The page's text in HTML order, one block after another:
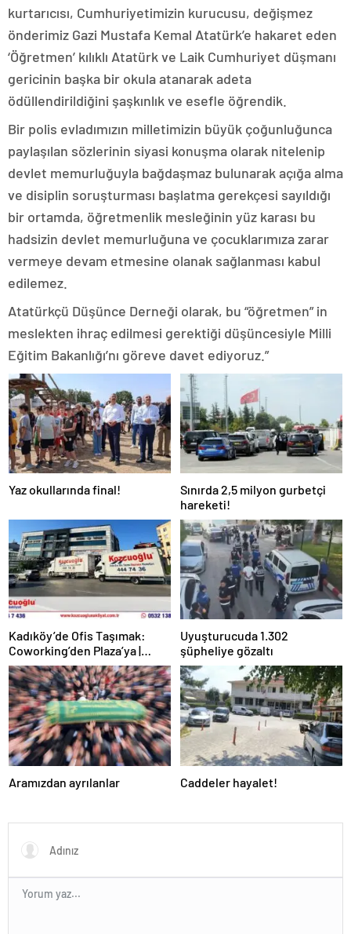
kurtarıcısı, Cumhuriyetimizin kurucusu, değişmez
önderimiz Gazi Mustafa Kemal Atatürk’e hakaret eden
‘Öğretmen’ kılıklı Atatürk ve Laik Cumhuriyet düşmanı
gericinin başka bir okula atanarak adeta
ödüllendirildiğini şaşkınlık ve esefle öğrendik.
Bir polis evladımızın milletimizin büyük çoğunluğunca
paylaşılan sözlerinin siyasi konuşma olarak nitelenip
devlet memurluğuyla bağdaşmaz bulunarak açığa alma
ve disiplin soruşturması başlatma gerekçesi sayıldığı
bir ortamda, öğretmenlik mesleğinin yüz karası bu
hadsizin devlet memurluğuna ve çocuklarımıza zarar
vermeye devam etmesine olanak sağlanması kabul
edilemez.
Atatürkçü Düşünce Derneği olarak, bu “öğretmen” in
meslekten ihraç edilmesi gerektiği düşüncesiyle Milli
Eğitim Bakanlığı’nı göreve davet ediyoruz.”
Yaz okullarında final!
Sınırda 2,5 milyon gurbetçi
hareketi!
Kadıköy’de Ofis Taşımak:
Coworking’den Plaza’ya |
Kozcuoğlu Nakliyat
Uyuşturucuda 1.302
şüpheliye gözaltı
Aramızdan ayrılanlar Caddeler hayalet!